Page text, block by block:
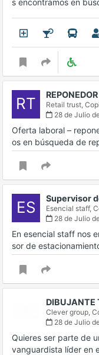
RT Retail trust,
28 de Julio
Oferta laboral –
os en búsqueda de
ES Supervisor
Esencial staff,
28 de Julio
En esencial staff nos
sor de
DIBUJANTE
Clever group,
28 de Julio
Quieres ser parte de
vanguardista líder en